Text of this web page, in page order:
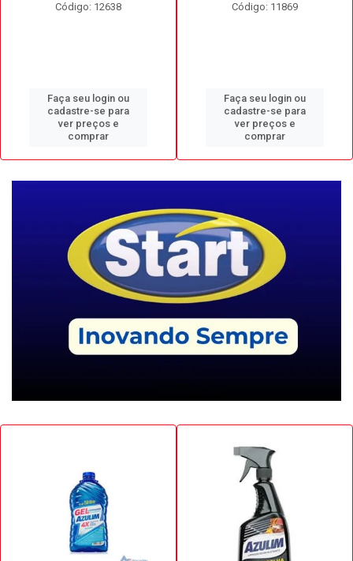
Código: 12638
Faça seu login ou
cadastre-se para
ver preços e
comprar
Código: 11869
Faça seu login ou
cadastre-se para
ver preços e
comprar